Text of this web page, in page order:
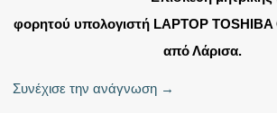
φορητού υπολογιστή LAPTOP TOSHIBA
από Λάρισα.
Συνέχισε την ανάγνωση →